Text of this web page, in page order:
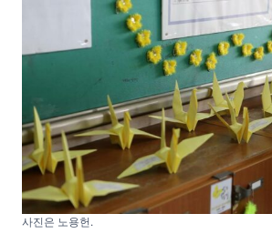
사진은 노용헌.